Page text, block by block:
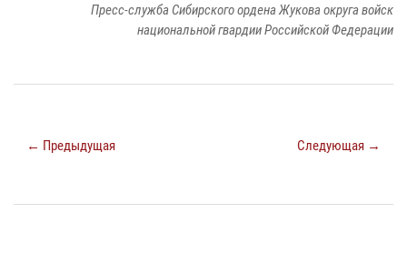
Пресс-служба Сибирского ордена Жукова округа войск
национальной гвардии Российской Федерации
← Предыдущая Следующая →